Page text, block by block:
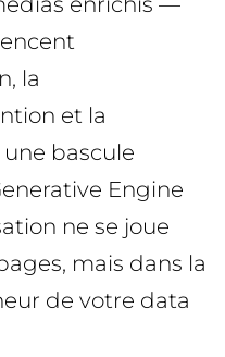
la
et la
bascule
Engine
ne se joue
mais dans la
de votre data